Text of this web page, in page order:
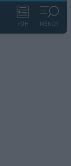
ΡΟΗ ΜΕΝΟΥ